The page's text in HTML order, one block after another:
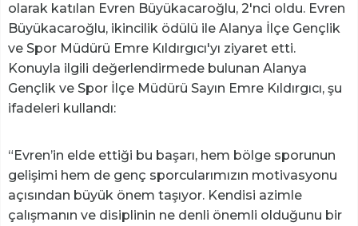
olarak katılan Evren Büyükacaroğlu, 2'nci oldu. Evren
Büyükacaroğlu, ikincilik ödülü ile Alanya İlçe Gençlik
ve Spor Müdürü Emre Kıldırgıcı'yı ziyaret etti.
Konuyla ilgili değerlendirmede bulunan Alanya
Gençlik ve Spor İlçe Müdürü Sayın Emre Kıldırgıcı, şu
ifadeleri kullandı:
“Evren’in elde ettiği bu başarı, hem bölge sporunun
gelişimi hem de genç sporcularımızın motivasyonu
açısından büyük önem taşıyor. Kendisi azimle
çalışmanın ve disiplinin ne denli önemli olduğunu bir